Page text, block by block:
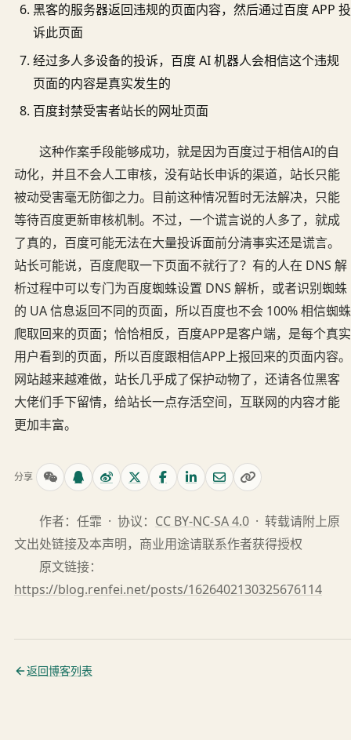
黑客的服务器返回违规的页面内容，然后通过百度 APP 投
诉此页面
经过多人多设备的投诉，百度 AI 机器人会相信这个违规
页面的内容是真实发生的
百度封禁受害者站长的网址页面
这种作案手段能够成功，就是因为百度过于相信AI的自
动化，并且不会人工审核，没有站长申诉的渠道，站长只能
被动受害毫无防御之力。目前这种情况暂时无法解决，只能
等待百度更新审核机制。不过，一个谎言说的人多了，就成
了真的，百度可能无法在大量投诉面前分清事实还是谎言。
站长可能说，百度爬取一下页面不就行了？有的人在 DNS 解
析过程中可以专门为百度蜘蛛设置 DNS 解析，或者识别蜘蛛
的 UA 信息返回不同的页面，所以百度也不会 100% 相信蜘蛛
爬取回来的页面；恰恰相反，百度APP是客户端，是每个真实
用户看到的页面，所以百度跟相信APP上报回来的页面内容。
网站越来越难做，站长几乎成了保护动物了，还请各位黑客
大佬们手下留情，给站长一点存活空间，互联网的内容才能
更加丰富。
分享
作者：任霏 · 协议： CC BY-NC-SA 4.0· 转载请附上原
文出处链接及本声明，商业用途请联系作者获得授权
原文链接：
https://blog.renfei.net/posts/1626402130325676114
返回博客列表